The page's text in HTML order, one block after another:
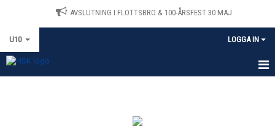
AVSLUTNING I FLOTTSBRO & 100-ÅRSFEST 30 MAJ
U10 LOGGA IN